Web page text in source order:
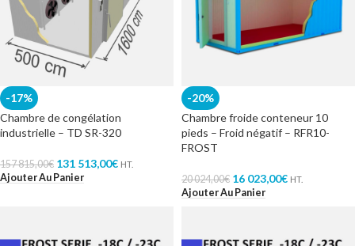
-17%
Chambre de congélation
industrielle – TD SR-320
157 815,00€ 131 513,00€ HT.
Ajouter Au Panier
-20%
Chambre froide conteneur 10
pieds – Froid négatif – RFR10-
FROST
20 024,00€ 16 023,00€ HT.
Ajouter Au Panier